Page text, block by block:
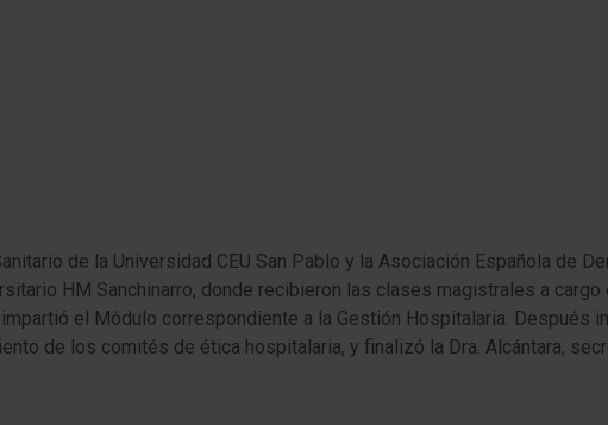
de la Universidad CEU San Pablo y la Asociación Española de
HM Sanchinarro, donde recibieron las clases magistrales a
el Módulo correspondiente a la Gestión Hospitalaria. Después
de los comités de ética hospitalaria, y finalizó la Dra. Alcántara,